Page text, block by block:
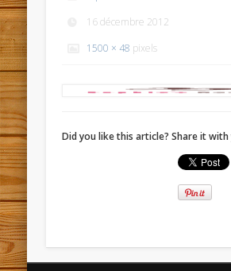
16 décembre 2012
1500 × 48 pixels
Did you like this article? Share it